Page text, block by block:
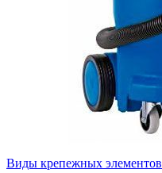
Виды крепежных элементов